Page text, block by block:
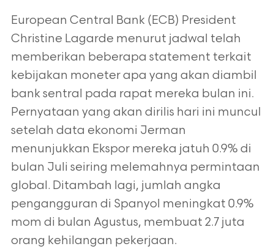
European Central Bank (ECB) President
Christine Lagarde menurut jadwal telah
memberikan beberapa statement terkait
kebijakan moneter apa yang akan diambil
bank sentral pada rapat mereka bulan ini.
Pernyataan yang akan dirilis hari ini muncul
setelah data ekonomi Jerman
menunjukkan Ekspor mereka jatuh 0.9% di
bulan Juli seiring melemahnya permintaan
global. Ditambah lagi, jumlah angka
pengangguran di Spanyol meningkat 0.9%
mom di bulan Agustus, membuat 2.7 juta
orang kehilangan pekerjaan.